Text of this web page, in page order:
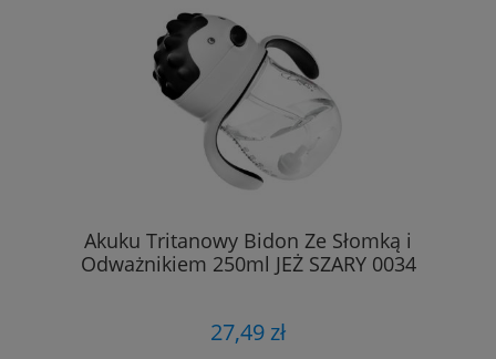
Akuku Tritanowy Bidon Ze Słomką i
Odważnikiem 250ml JEŻ SZARY 0034
27,49 zł